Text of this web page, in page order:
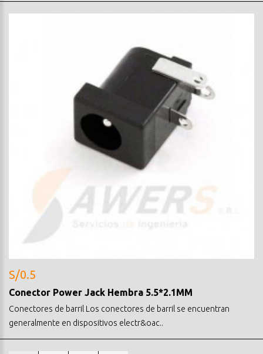
S/0.5
Conector Power Jack Hembra 5.5*2.1MM
Conectores de barril Los conectores de barril se encuentran
generalmente en dispositivos electr&oac..